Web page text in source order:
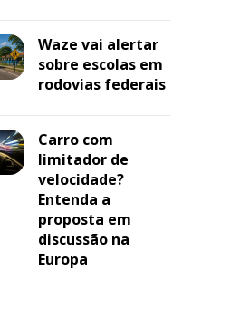
Waze vai alertar
sobre escolas em
rodovias federais
Carro com
limitador de
velocidade?
Entenda a
proposta em
discussão na
Europa